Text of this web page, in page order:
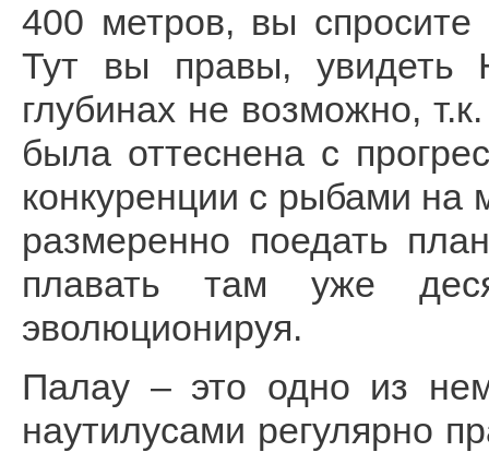
400 метров, вы
Тут вы правы, увидеть
глубинах не возможно,
была оттеснена с
конкуренции с рыбами на
размеренно поедать
плавать там уже
эволюционируя.
Палау – это одно из
наутилусами регулярно